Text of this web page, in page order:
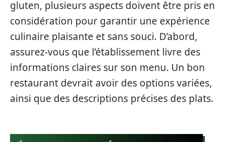
gluten, plusieurs aspects doivent être pris en
considération pour garantir une expérience
culinaire plaisante et sans souci. D’abord,
assurez-vous que l’établissement livre des
informations claires sur son menu. Un bon
restaurant devrait avoir des options variées,
ainsi que des descriptions précises des plats.